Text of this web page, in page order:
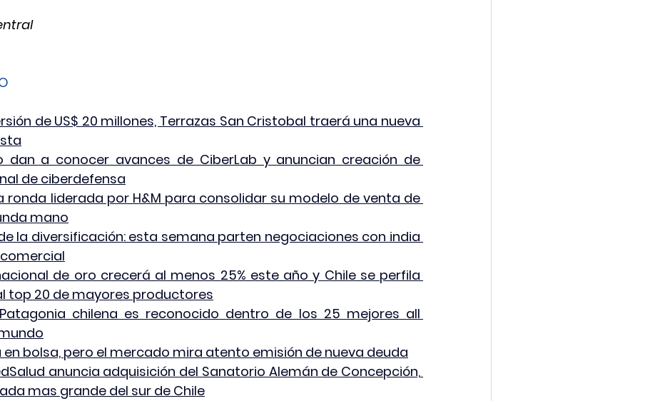
de US$ 20 millones, Terrazas San Cristobal traerá una nueva
dan a conocer avances de CiberLab y anuncian creación de
de ciberdefensa
ronda liderada por H&M para consolidar su modelo de venta de
mano
la diversificación: esta semana parten negociaciones con india
de oro crecerá al menos 25% este año y Chile se perfila
top 20 de mayores productores
chilena es reconocido dentro de los 25 mejores all
en bolsa, pero el mercado mira atento emisión de nueva deuda
anuncia adquisición del Sanatorio Alemán de Concepción,
mas grande del sur de Chile